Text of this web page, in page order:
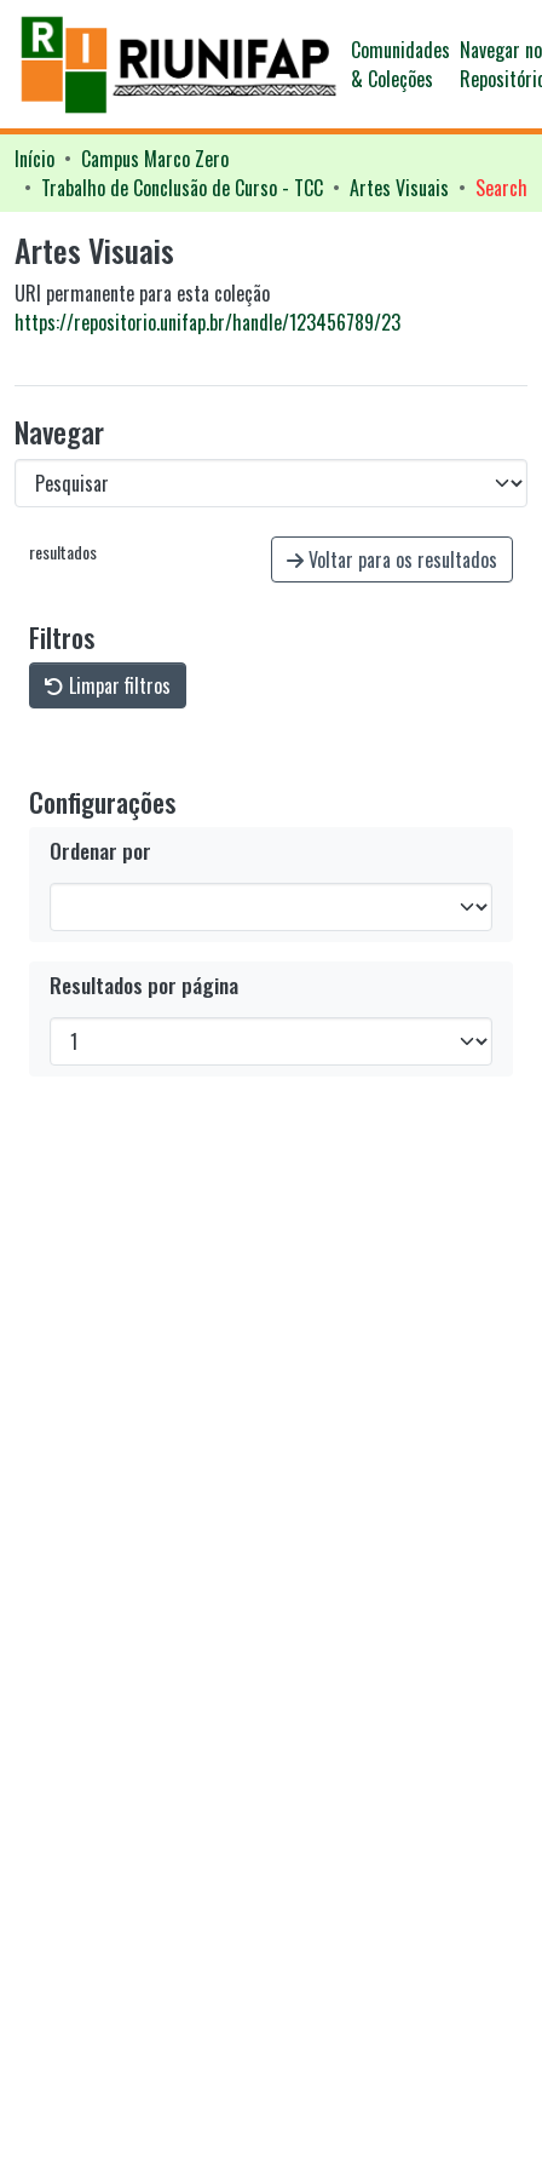
Comunidades
& Coleções
Navegar no
Início
Campus Marco Zero
Trabalho de Conclusão de Curso - TCC
Artes Visuais Search
Artes Visuais
URI permanente para esta coleção
https://repositorio.unifap.br/handle/123456789/23
Navegar
resultados Voltar para os resultados
Filtros
Limpar filtros
Configurações
Ordenar por
Resultados por página